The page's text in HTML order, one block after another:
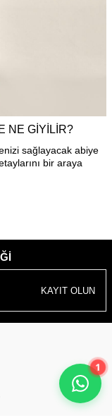
1
NE GIYILIR?
sağlayacak abiye
bir araya
KAYIT OLUN